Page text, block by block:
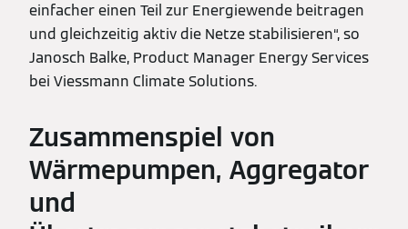
einfacher einen Teil zur Energiewende beitragen
und gleichzeitig aktiv die Netze stabilisieren“, so
Janosch Balke, Product Manager Energy Services
bei Viessmann Climate Solutions.
Zusammenspiel von
Wärmepumpen, Aggregator
und